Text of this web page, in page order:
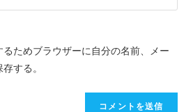
ためブラウザーに自分の名前、メー
する。